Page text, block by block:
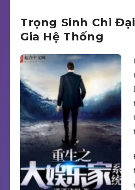
Trọng Sinh Chi
Gia Hệ Thống